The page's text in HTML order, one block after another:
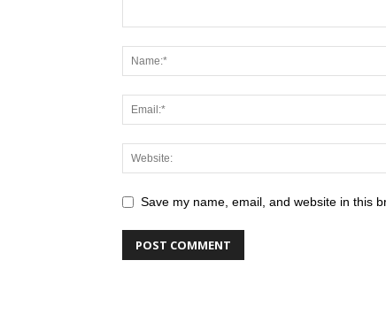
Save my name, email, and website in this